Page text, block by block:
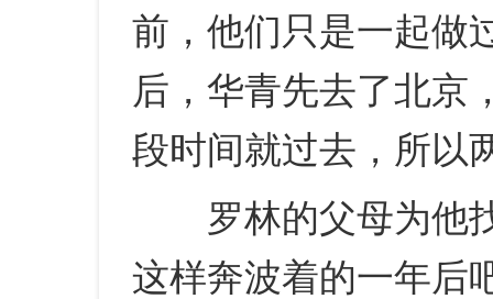
前，他们只是一起做
后，华青先去了北京
段时间就过去，所以
罗林的父母为他找
这样奔波着的一年后